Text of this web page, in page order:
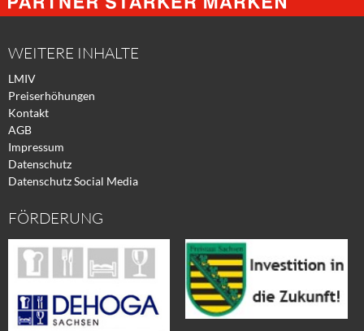
Facebook
Xing Twitter
WEITERE INHALTE
LMIV
Preiserhöhungen
Kontakt
AGB
Impressum
Datenschutz
Datenschutz Social Media
FÖRDERUNG